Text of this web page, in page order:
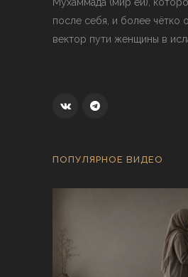
после себя, и более чётко
вектор пути женщины в
ПОПУЛЯРНОЕ ВИДЕО